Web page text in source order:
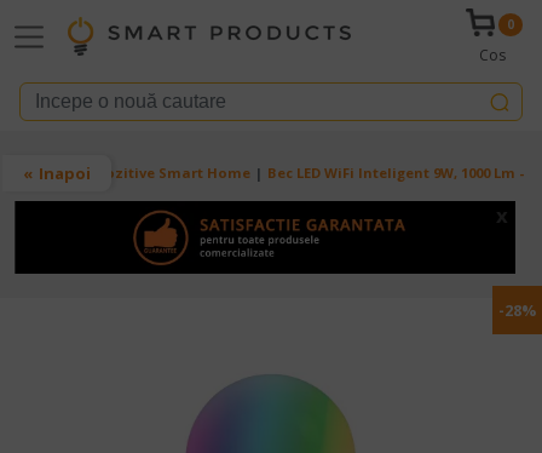
0
Cos
Breadcrumb
Acasa Dispozitive Smart Home Bec LED WiFi Inteligent 9W, 1000 Lm -
Inapoi
x
-28%